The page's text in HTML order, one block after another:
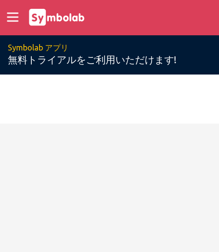
Symbolab アプリ
無料トライアルをご利用いただけます!